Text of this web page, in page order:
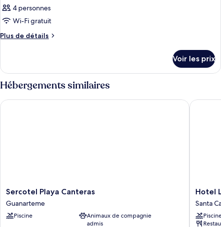
4 personnes
Wi-Fi gratuit
Plus de détails
Plus
le
type
de
Chambre
Voir les prix
Hébergements similaires
Sercotel
Playa
Canteras
Guanarteme
Sercotel Playa Canteras
Guanarteme
Piscine
Animaux de compagnie
admis
Sercotel Playa Canteras
Hotel
LIVVO
Lumm
Santa
Hotel
Santa
Hotel